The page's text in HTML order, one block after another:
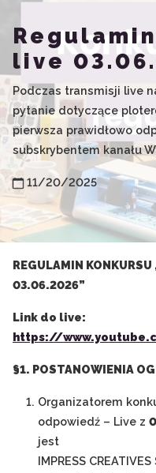
live
Podczas transmisji live
pytanie dotyczące
pierwsza prawidłowo
subskrybentem kanału
11/20/2025
REGULAMIN
03.06.2026”
Link do live:
https://
§1. POSTANOWIENIA
Organizatorem
odpowiedź – Live z
jest
IMPRESS